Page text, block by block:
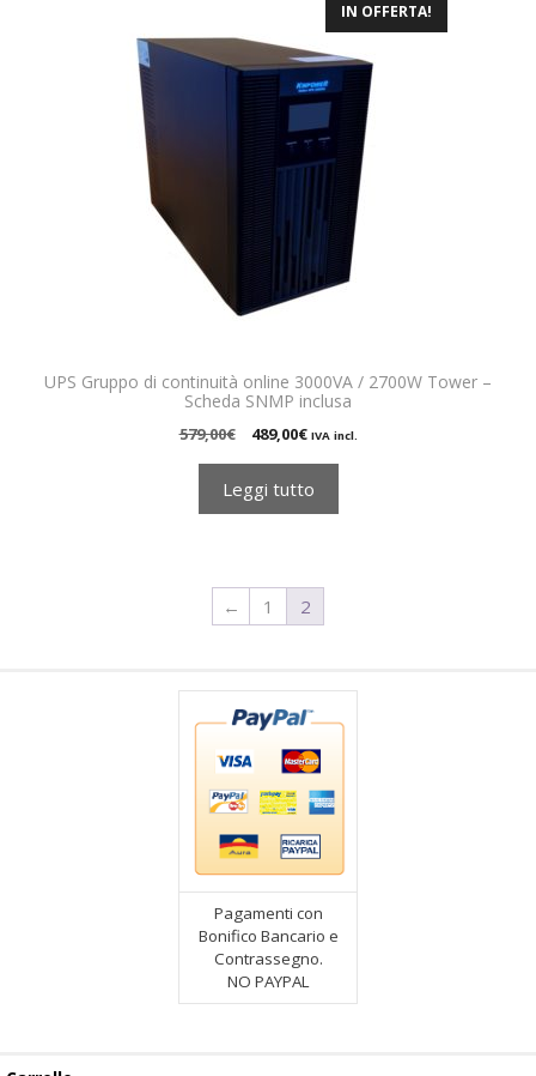
IN OFFERTA!
UPS Gruppo di continuità online 3000VA / 2700W Tower –
Scheda SNMP inclusa
579,00€
Il
era:
489,00€Il
è:
IVA incl.
Leggi tutto
← 1 2
Pagamenti con
Bonifico Bancario e
Contrassegno.
NO PAYPAL